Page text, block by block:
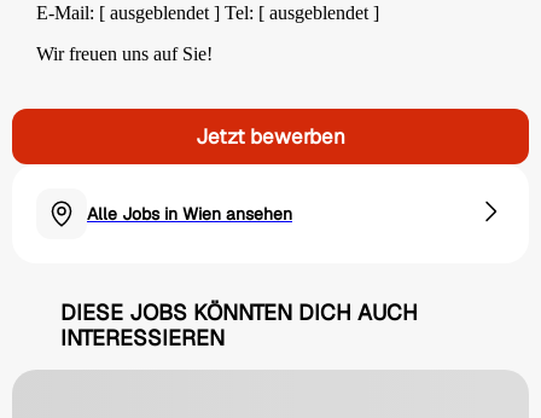
E-Mail: [ ausgeblendet ] Tel: [ ausgeblendet ]
Wir freuen uns auf Sie!
Jetzt bewerben
Alle Jobs in Wien ansehen
DIESE JOBS KÖNNTEN DICH AUCH
INTERESSIEREN